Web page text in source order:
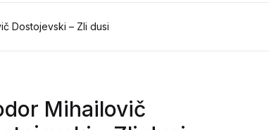
Dostojevski – Zli dusi
Mihailovič